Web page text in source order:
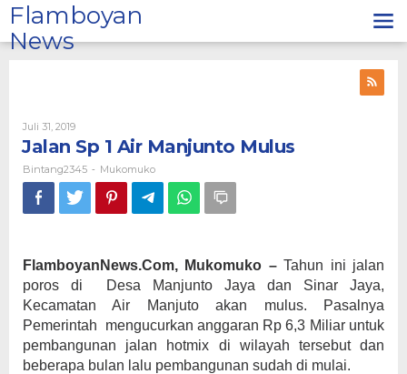
Lewati
ke
konten
Flamboyan
News
Juli 31, 2019Oleh
Bintang2345
Jalan Sp 1 Air Manjunto Mulus
Bintang2345 - Mukomuko
FlamboyanNews.Com, Mukomuko –Tahun ini jalan
poros di Desa Manjunto Jaya dan Sinar Jaya,
Kecamatan Air Manjuto akan mulus. Pasalnya
Pemerintah mengucurkan anggaran Rp 6,3 Miliar untuk
pembangunan jalan hotmix di wilayah tersebut dan
beberapa bulan lalu pembangunan sudah di mulai.